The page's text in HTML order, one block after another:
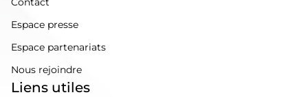
Espace presse
Espace partenariats
Nous rejoindre
Liens utiles